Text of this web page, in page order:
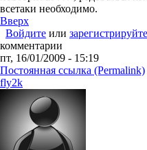
всетаки необходимо.
Вверх
Войдите или
комментарии
пт, 16/01/2009 - 15:19
Постоянная ссылка (Permalink)
fly2k